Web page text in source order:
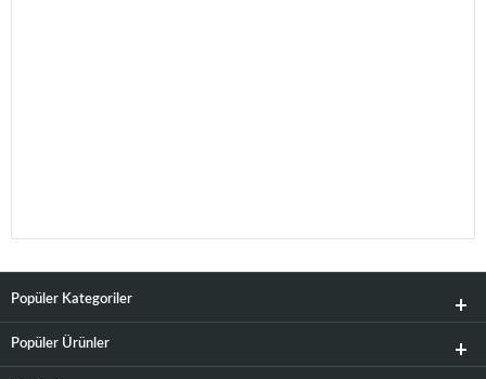
Popüler Kategoriler
Popüler Ürünler